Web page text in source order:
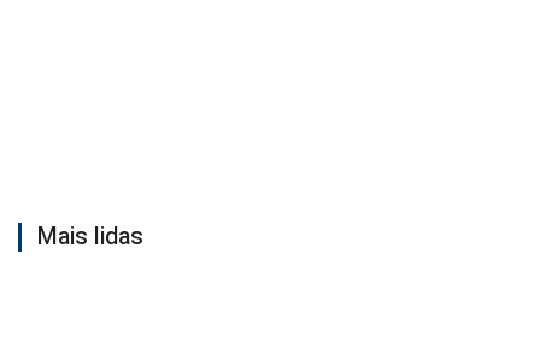
Mais lidas